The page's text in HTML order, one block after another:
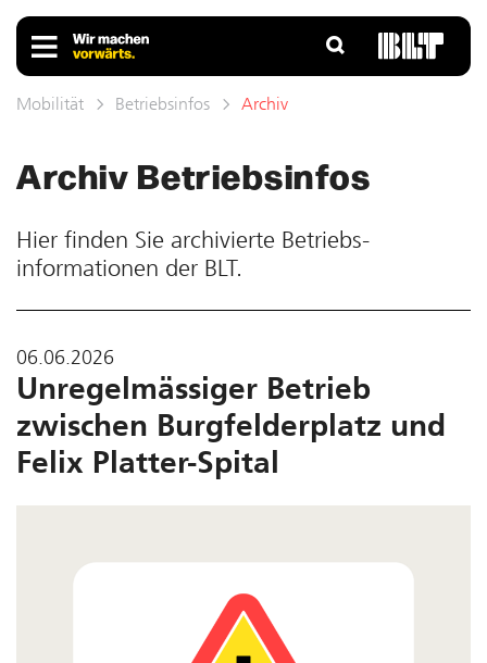
Mobilität Betriebsinfos Archiv
Archiv Betriebs­infos
Hier finden Sie ar­chivierte Betriebs­
informationen der BLT.
06.06.2026
Unregelmässiger Betrieb
zwischen Burgfelderplatz und
Felix Platter-Spital